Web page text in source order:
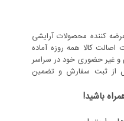
کننده محصولات آرایشی
اصالت کالا همه روزه آماده
و غیر حضوری خود در سراسر
از ثبت سفارش و تضمین
باشید!